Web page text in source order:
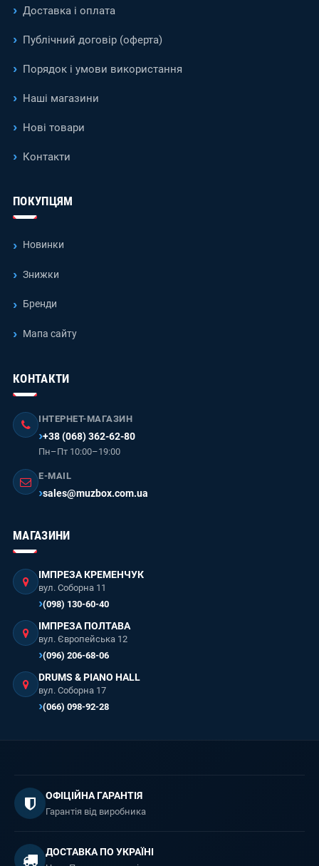
Доставка і оплата
Публічний договір (оферта)
Порядок і умови використання
Наші магазини
Нові товари
Контакти
ПОКУПЦЯМ
Новинки
Знижки
Бренди
Мапа сайту
КОНТАКТИ
ІНТЕРНЕТ-МАГАЗИН
+38 (068) 362-62-80
Пн–Пт 10:00–19:00
E-MAIL
sales@muzbox.com.ua
МАГАЗИНИ
ІМПРЕЗА КРЕМЕНЧУК
вул. Соборна 11
(098) 130-60-40
ІМПРЕЗА ПОЛТАВА
вул. Європейська 12
(096) 206-68-06
DRUMS & PIANO HALL
вул. Соборна 17
(066) 098-92-28
ОФІЦІЙНА ГАРАНТІЯ
Гарантія від виробника
ДОСТАВКА ПО УКРАЇНІ